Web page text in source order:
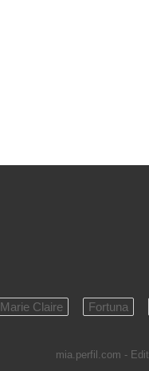
Marie Claire Fortuna
mia.perfil.com -